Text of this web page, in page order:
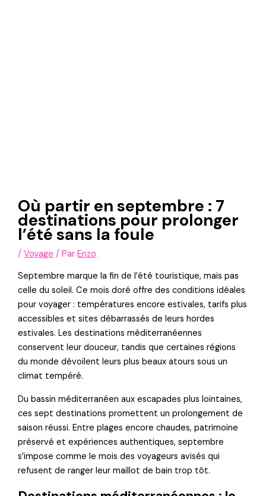
Où partir en septembre : 7
destinations pour prolonger
l’été sans la foule
/Voyage / ParEnzo
Septembre marque la fin de l’été touristique, mais pas
celle du soleil. Ce mois doré offre des conditions idéales
pour voyager : températures encore estivales, tarifs plus
accessibles et sites débarrassés de leurs hordes
estivales. Les destinations méditerranéennes
conservent leur douceur, tandis que certaines régions
du monde dévoilent leurs plus beaux atours sous un
climat tempéré.
Du bassin méditerranéen aux escapades plus lointaines,
ces sept destinations promettent un prolongement de
saison réussi. Entre plages encore chaudes, patrimoine
préservé et expériences authentiques, septembre
s’impose comme le mois des voyageurs avisés qui
refusent de ranger leur maillot de bain trop tôt.